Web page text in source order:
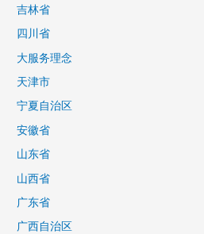
吉林省
四川省
大服务理念
天津市
宁夏自治区
安徽省
山东省
山西省
广东省
广西自治区